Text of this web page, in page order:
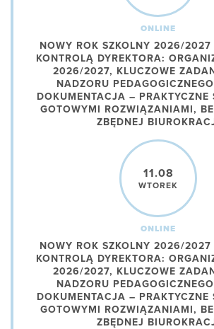
ONLINE
NOWY ROK SZKOLNY 2026/2027
KONTROLĄ DYREKTORA:
2026/2027, KLUCZOWE
NADZORU
DOKUMENTACJA – PRAKTYCZNE
GOTOWYMI ROZWIĄZANIAMI,
ZBĘDNEJ
11.08
WTOREK
ONLINE
NOWY ROK SZKOLNY 2026/2027
KONTROLĄ DYREKTORA:
2026/2027, KLUCZOWE
NADZORU
DOKUMENTACJA – PRAKTYCZNE
GOTOWYMI ROZWIĄZANIAMI,
ZBĘDNEJ